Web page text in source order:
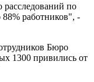
по
работников", -
Бюро
1300 привились от